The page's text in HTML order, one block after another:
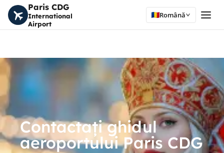
Paris CDG
International
Airport
Română
Contactați ghidul
aeroportului Paris CDG